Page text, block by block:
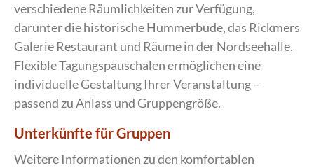
verschiedene Räumlichkeiten zur Verfügung,
darunter die historische Hummerbude, das Rickmers
Galerie Restaurant und Räume in der Nordseehalle.
Flexible Tagungspauschalen ermöglichen eine
individuelle Gestaltung Ihrer Veranstaltung –
passend zu Anlass und Gruppengröße.
Unterkünfte für Gruppen
Weitere Informationen zu den komfortablen